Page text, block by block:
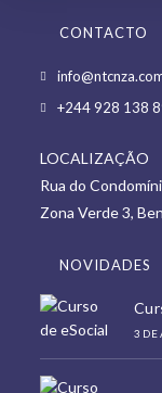
CONTACTO
+244 928 138
LOCALIZAÇÃO
Rua do
Zona Verde 3,
NOVIDADES
3 DE